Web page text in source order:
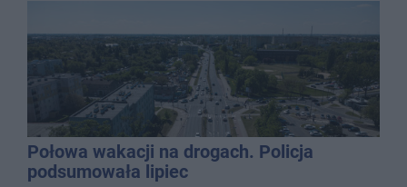
Połowa wakacji na drogach. Policja
podsumowała lipiec